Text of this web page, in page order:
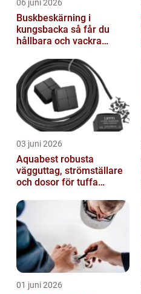
06 juni 2026
Buskbeskärning i
kungsbacka så får du
hållbara och vackra
03 juni 2026
Aquabest robusta
vägguttag, strömställare
och dosor för tuffa
01 juni 2026